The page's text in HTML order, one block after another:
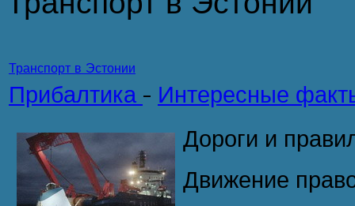
Транспорт в Эстонии
Прибалтика - Интересные
Дороги и
Движение